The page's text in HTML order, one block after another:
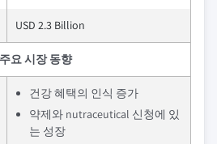
USD 2.3 Billion
주요 시장 동향
건강 혜택의 인식 증가
약제와 nutraceutical 신청에 있
는 성장